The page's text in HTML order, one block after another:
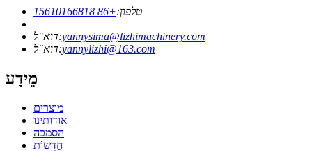
טלפון:+86 15610166818
דוא"ל:yannysima@lizhimachinery.com
דוא"ל:yannylizhi@163.com
מֵידָע
מוצרים
אודותינו
הסמכה
חֲדָשׁוֹת